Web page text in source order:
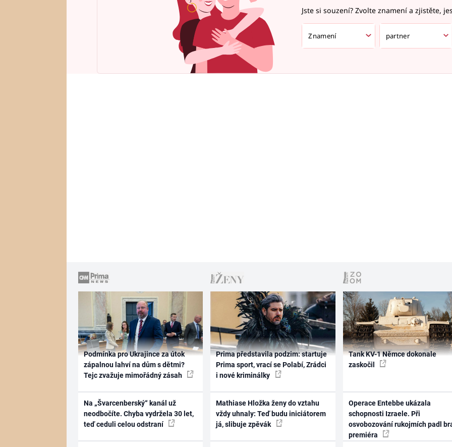
Jste si souzení? Zvolte znamení a zjistěte,
Podmínka pro Ukrajince za útok
zápalnou lahví na dům s dětmi?
Tejc zvažuje mimořádný zásah
Na „Švarcenberský“ kanál už
neodbočíte. Chyba vydržela 30 let,
teď ceduli celou odstraní
Prima představila podzim: startuje
Prima sport, vrací se Polabí, Zrádci
i nové kriminálky
Mathiase Hložka ženy do vztahu
vždy uhnaly: Teď budu iniciátorem
já, slibuje zpěvák
Tank KV-1 Němce dokonale
zaskočil
Operace Entebbe ukázala
schopnosti Izraele. Při
osvobozování rukojmích padl
premiéra